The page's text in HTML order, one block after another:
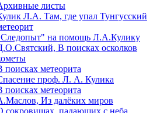
листы
Л.А. Там, где упал Тунгусский
на помощь Л.А.Кулику
В поисках осколков
поисках метеорита
проф. Л. А. Кулика
поисках метеорита
Из далёких миров
сокровищах, падающих с неба